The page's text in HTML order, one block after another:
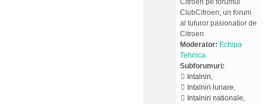
Citroen pe forumul
ClubCitroen; un forum
al tuturor pasionatior de
Citroen
Moderator: Echipa
Tehnica
Subforumuri:
Intalniri,
Intalniri lunare,
Intalniri nationale,